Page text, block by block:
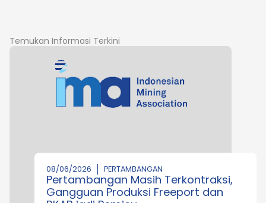
Temukan Informasi Terkini
08/06/2026 PERTAMBANGAN
Pertambangan Masih Terkontraksi,
Gangguan Produksi Freeport dan